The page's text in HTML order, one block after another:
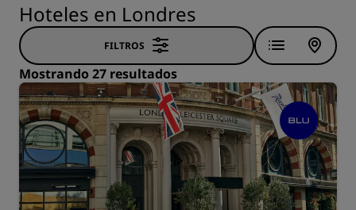
Hoteles en Londres
FILTROS
Mostrando 27 resultados